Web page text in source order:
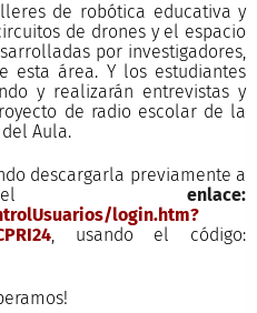
de robótica educativa y
de drones y el espacio
por investigadores,
esta área. Y los estudiantes
y realizarán entrevistas y
de radio escolar de la
Aula.
descargarla previamente a
delenlace:
login.htm?
, usando el código: